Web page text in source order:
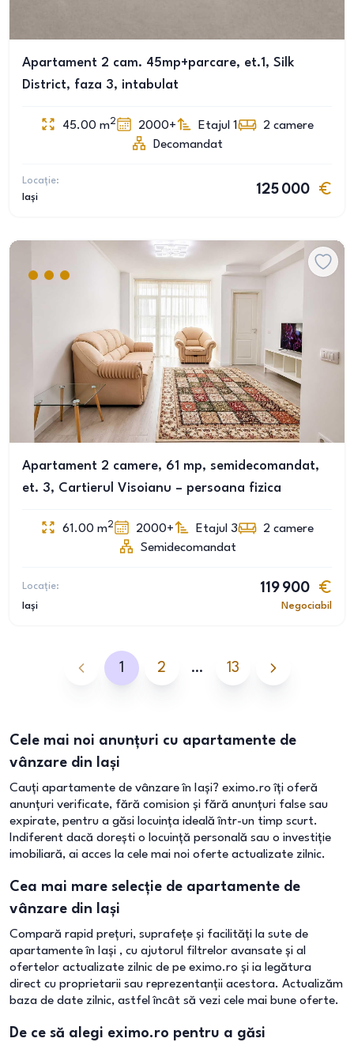
Apartament 2 cam. 45mp+parcare, et.1, Silk
District, faza 3, intabulat
45.00 m2 2000+ Etajul 1 2 camere
Decomandat
Locație:
Iași
125 000
Apartament 2 camere, 61 mp, semidecomandat,
et. 3, Cartierul Visoianu – persoana fizica
61.00 m2 2000+ Etajul 3 2 camere
Semidecomandat
Locație:
Iași
119 900
Negociabil
1 2 … 13
Cele mai noi anunțuri cu apartamente de
vânzare din Iași
Cauți apartamente de vânzare în Iași? eximo.ro îți oferă
anunțuri verificate, fără comision și fără anunțuri false sau
expirate, pentru a găsi locuința ideală într-un timp scurt.
Indiferent dacă dorești o locuință personală sau o investiție
imobiliară, ai acces la cele mai noi oferte actualizate zilnic.
Cea mai mare selecție de apartamente de
vânzare din Iași
Compară rapid prețuri, suprafețe și facilități la sute de
apartamente în Iași , cu ajutorul filtrelor avansate și al
ofertelor actualizate zilnic de pe eximo.ro și ia legătura
direct cu proprietarii sau reprezentanții acestora. Actualizăm
baza de date zilnic, astfel încât să vezi cele mai bune oferte.
De ce să alegi eximo.ro pentru a găsi